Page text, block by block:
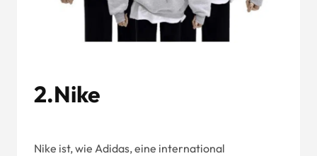
2.Nike
Nike ist, wie Adidas, eine international